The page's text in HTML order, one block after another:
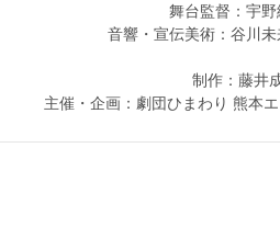
舞台監督：宇野
音響・宣伝美術：谷川
制作：藤井
主催・企画：劇団ひまわり 熊本